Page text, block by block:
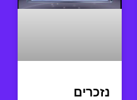
נזכרים